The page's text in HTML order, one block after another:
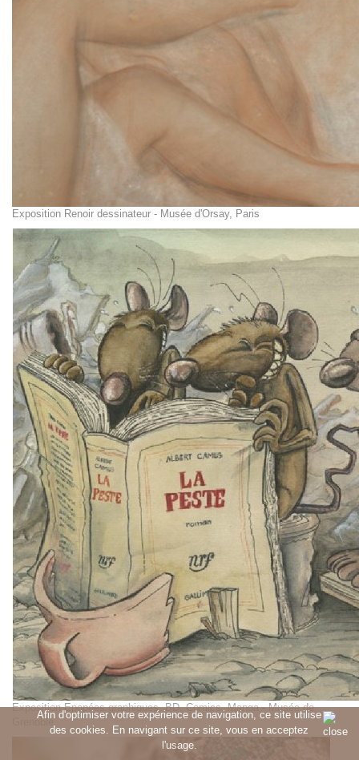
Afin d'optimiser votre expérience de navigation, ce site utilise
des cookies. En navigant sur ce site, vous en acceptez
l'usage.
Exposition Renoir dessinateur - Musée d'Orsay, Paris
Exposition Epopées graphiques, BD, Comics, Manga - Musée de
Grenoble